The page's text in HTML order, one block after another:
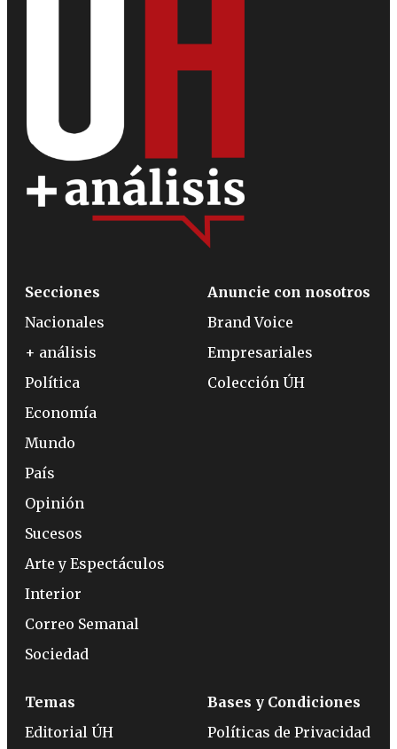
Secciones
Nacionales
+ análisis
Política
Economía
Mundo
País
Opinión
Sucesos
Arte y Espectáculos
Interior
Correo Semanal
Sociedad
Anuncie con nosotros
Brand Voice
Empresariales
Colección ÚH
Temas
Editorial ÚH
Bases y Condiciones
Políticas de Privacidad